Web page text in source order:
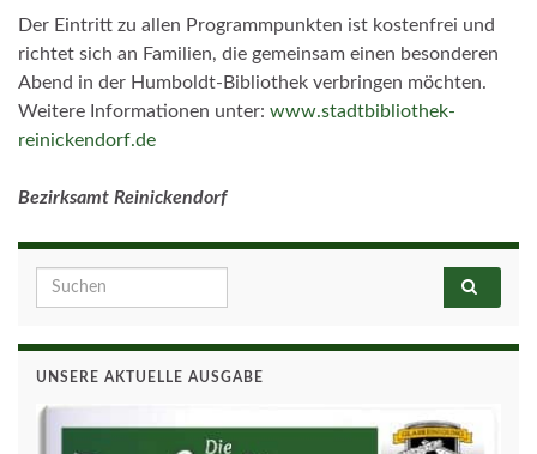
Der Eintritt zu allen Programmpunkten ist kostenfrei und
richtet sich an Familien, die gemeinsam einen besonderen
Abend in der Humboldt-Bibliothek verbringen möchten.
Weitere Informationen unter: www.stadtbibliothek-
reinickendorf.de
Bezirksamt Reinickendorf
Search for:
UNSERE AKTUELLE AUSGABE